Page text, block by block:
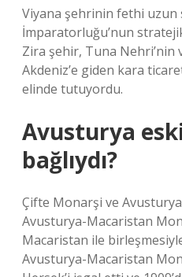
Viyana şehrinin fethi uzun
İmparatorluğu’nun
Zira şehir, Tuna Nehri’nin
Akdeniz’e giden kara
elinde tutuyordu.
Avusturya
bağlıydı?
Çifte Monarşi ve
Avusturya-Macaristan
Macaristan ile
Avusturya-Macaristan